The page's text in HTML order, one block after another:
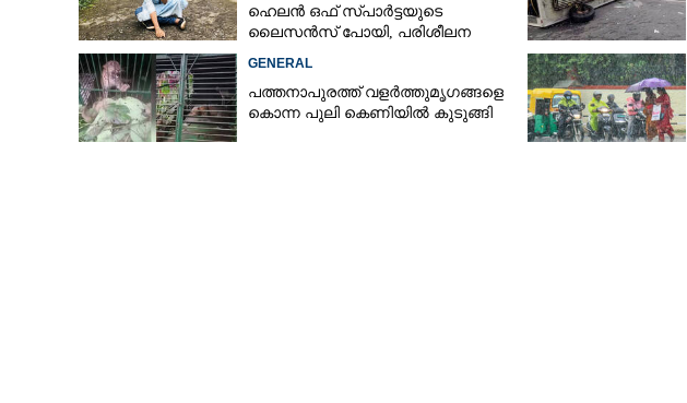
ഹെലൻ ഒഫ് സ്പാർട്ടയുടെ
ലൈസൻസ് പോയി, പരിശീലന
GENERAL
പത്തനാപുരത്ത് വളർത്തുമൃഗങ്ങളെ
കൊന്ന പുലി കെണിയിൽ കുടുങ്ങി
രാമനാട്ടുകര സ്വദേശിക്ക് നിപ
തന്നെയെന്ന് ഔദ്യോഗിക സ്ഥിരീകരണം;
സമ്പർക്കപ്പട്ടികയിൽ 77 പേർ, റൂട്ടുമാപ്പ്